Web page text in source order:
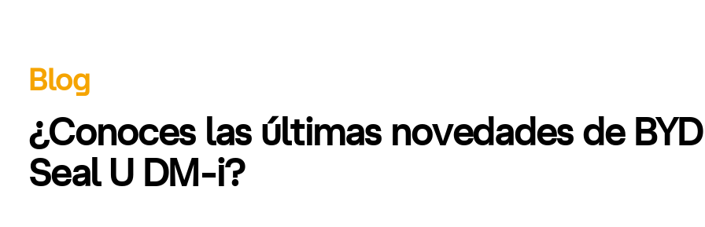
Blog
¿Conoces las últimas novedades de BYD
Seal U DM-i?